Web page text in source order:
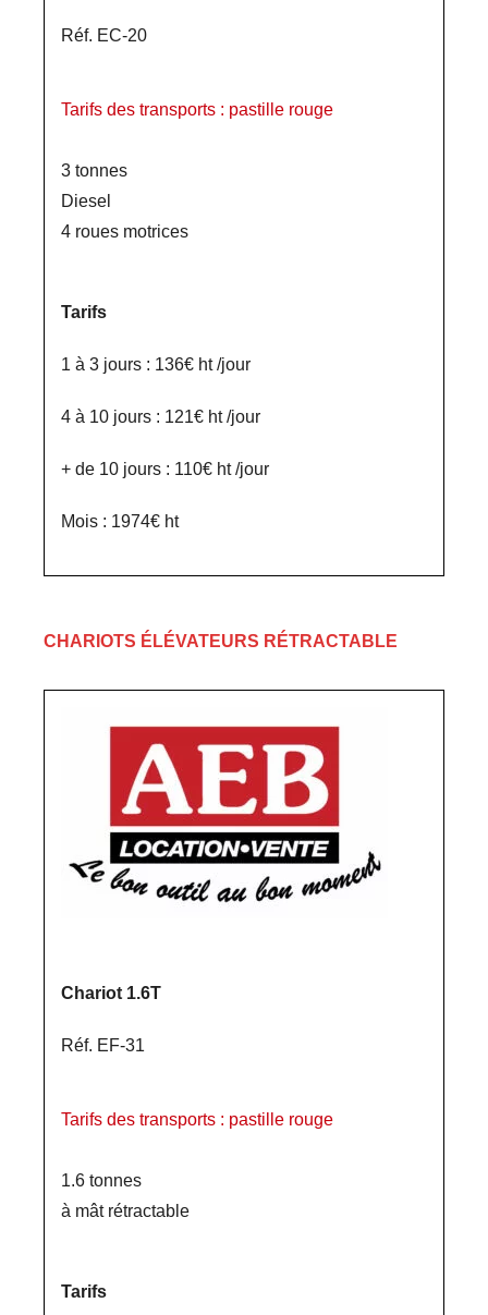
Réf. EC-20
Tarifs des transports : pastille rouge
3 tonnes
Diesel
4 roues motrices
Tarifs
1 à 3 jours : 136€ ht /jour
4 à 10 jours : 121€ ht /jour
+ de 10 jours : 110€ ht /jour
Mois : 1974€ ht
CHARIOTS ÉLÉVATEURS RÉTRACTABLE
Chariot 1.6T
Réf. EF-31
Tarifs des transports : pastille rouge
1.6 tonnes
à mât rétractable
Tarifs